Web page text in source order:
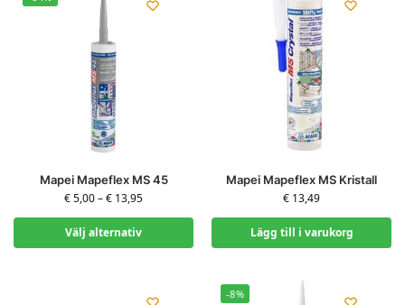
Mapei Mapeflex MS 45
€5,00–€ 13,95
Välj alternativ
Mapei Mapeflex MS Kristall
€ 13,49
Lägg till i varukorg
-8%